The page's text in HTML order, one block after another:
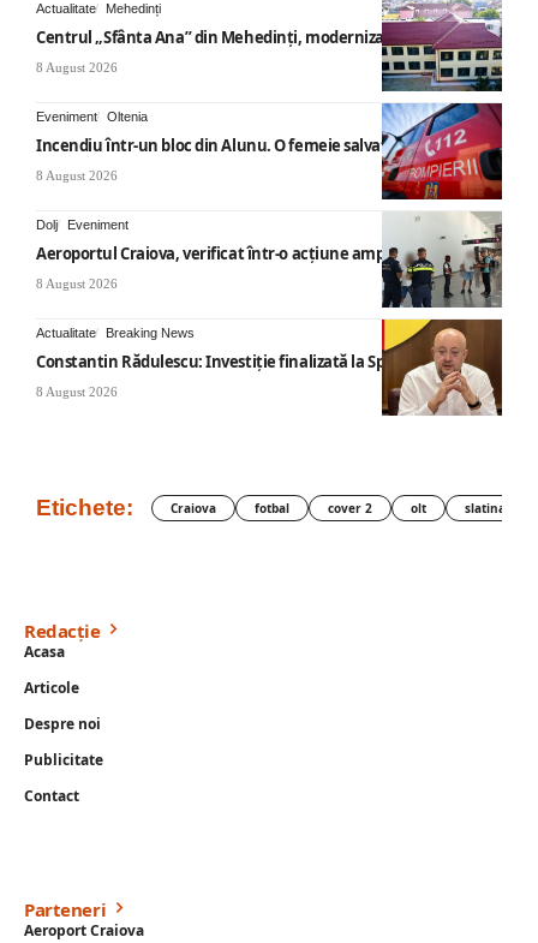
Actualitate Mehedinți
Centrul „Sfânta Ana” din Mehedinți, modernizat
8 August 2026
Eveniment Oltenia
Incendiu într-un bloc din Alunu. O femeie salvată
8 August 2026
Dolj Eveniment
Aeroportul Craiova, verificat într-o acțiune amplă
8 August 2026
Actualitate Breaking News
Constantin Rădulescu: Investiție finalizată la Spitalul Mihăești
8 August 2026
Etichete: Craiova fotbal cover 2 olt slatina
Redacție
Acasa
Articole
Despre noi
Publicitate
Contact
Parteneri
Aeroport Craiova